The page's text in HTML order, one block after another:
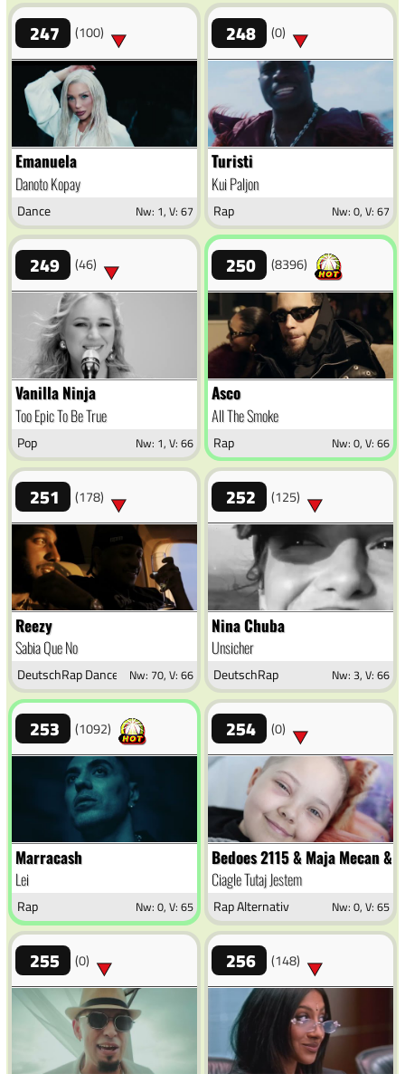
247 (100)
Emanuela
Danoto Kopay
Dance Nw: 1, V: 67
248 (0)
Turisti
Kui Paljon
Rap Nw: 0, V: 67
249 (46)
Vanilla Ninja
Too Epic To Be True
Pop Nw: 1, V: 66
250 (8396)
Asco
All The Smoke
Rap Nw: 0, V: 66
251 (178)
Reezy
Sabia Que No
DeutschRap Dance Nw: 70, V: 66
252 (125)
Nina Chuba
Unsicher
DeutschRap Nw: 3, V: 66
253 (1092)
Marracash
Lei
Rap Nw: 0, V: 65
254 (0)
Bedoes 2115 & Maja Mecan &
Ciagle Tutaj Jestem
Rap Alternativ Nw: 0, V: 65
255 (0) 256 (148)